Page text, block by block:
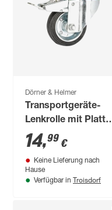
Dörner & Helmer
Transportgeräte-
Lenkrolle mit Platte
80 mm
14,99 €
Keine Lieferung nach
Hause
Verfügbar in Troisdorf